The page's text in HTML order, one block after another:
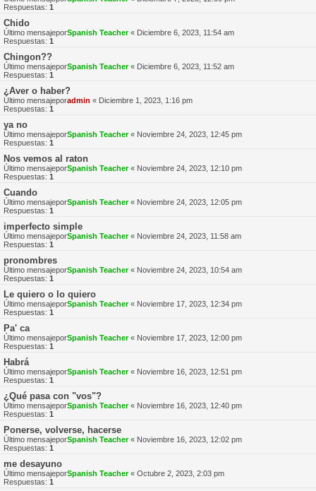
Respuestas: 1
Chido
Último mensajeporSpanish Teacher« Diciembre 6, 2023, 11:54 am
Respuestas: 1
Chingon??
Último mensajeporSpanish Teacher« Diciembre 6, 2023, 11:52 am
Respuestas: 1
¿Aver o haber?
Último mensajeporadmin « Diciembre 1, 2023, 1:16 pm
Respuestas: 1
ya no
Último mensajeporSpanish Teacher« Noviembre 24, 2023, 12:45 pm
Respuestas: 1
Nos vemos al raton
Último mensajeporSpanish Teacher« Noviembre 24, 2023, 12:10 pm
Respuestas: 1
Cuando
Último mensajeporSpanish Teacher« Noviembre 24, 2023, 12:05 pm
Respuestas: 1
imperfecto simple
Último mensajeporSpanish Teacher« Noviembre 24, 2023, 11:58 am
Respuestas: 1
pronombres
Último mensajeporSpanish Teacher« Noviembre 24, 2023, 10:54 am
Respuestas: 1
Le quiero o lo quiero
Último mensajeporSpanish Teacher« Noviembre 17, 2023, 12:34 pm
Respuestas: 1
Pa' ca
Último mensajeporSpanish Teacher« Noviembre 17, 2023, 12:00 pm
Respuestas: 1
Habrá
Último mensajeporSpanish Teacher« Noviembre 16, 2023, 12:51 pm
Respuestas: 1
¿Qué pasa con "vos"?
Último mensajeporSpanish Teacher« Noviembre 16, 2023, 12:40 pm
Respuestas: 1
Ponerse, volverse, hacerse
Último mensajeporSpanish Teacher« Noviembre 16, 2023, 12:02 pm
Respuestas: 1
me desayuno
Último mensajeporSpanish Teacher« Octubre 2, 2023, 2:03 pm
Respuestas: 1